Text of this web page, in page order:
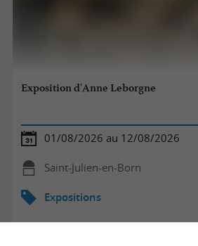
Exposition d'Anne Leborgne
01/08/2026 au 12/08/2026
Saint-Julien-en-Born
Expositions